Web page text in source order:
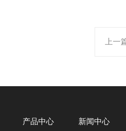
上一
产品中心 新闻中心